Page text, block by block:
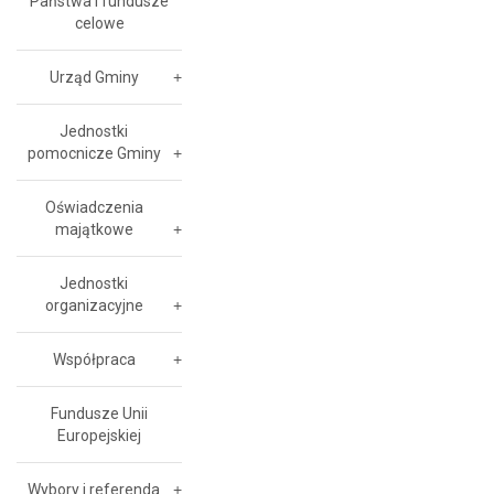
celowe
Urząd Gminy
Jednostki
pomocnicze Gminy
Oświadczenia
majątkowe
Jednostki
organizacyjne
Współpraca
Fundusze Unii
Europejskiej
Wybory i referenda